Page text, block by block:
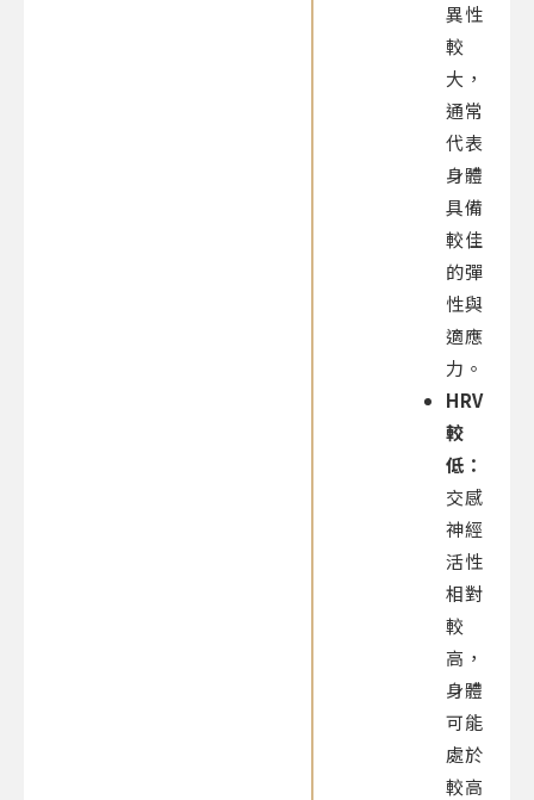
異性
較
大，
通常
代表
身體
具備
較佳
的彈
性與
適應
力。
HRV
較
低：
交感
神經
活性
相對
較
高，
身體
可能
處於
較高